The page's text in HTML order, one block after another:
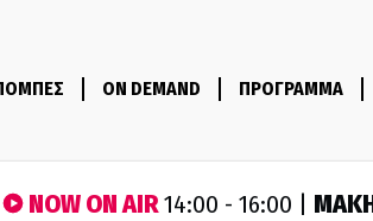
ON DEMAND ΠΡΟΓΡΑΜΜΑ
NOW ON AIR14:00 - 16:00 |